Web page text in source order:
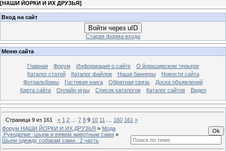
[НАШИ ЙОРКИ И ИХ ДРУЗЬЯ]
Вход на сайт
Войти через uID
Старая форма входа
Меню сайта
Главная Форум Информация о сайте
О йоркширском терьере
Каталог статей
Каталог файлов Наши баннеры
Новости сайта
Фотоальбомы
Гостевая книга Обратная связь
Доска объявлений
Карта сайта
Онлайн игры Список каталогов Каталог сайтов Видео
Страница 9 из 161 « 1 2 7 8 9 10 11 160 161 »
Форум НАШИ ЙОРКИ И ИХ ДРУЗЬЯ » Мода
.Рукоделие -шьем и вяжем животным сами »
Шьем одежду собакам сами . 2 часть